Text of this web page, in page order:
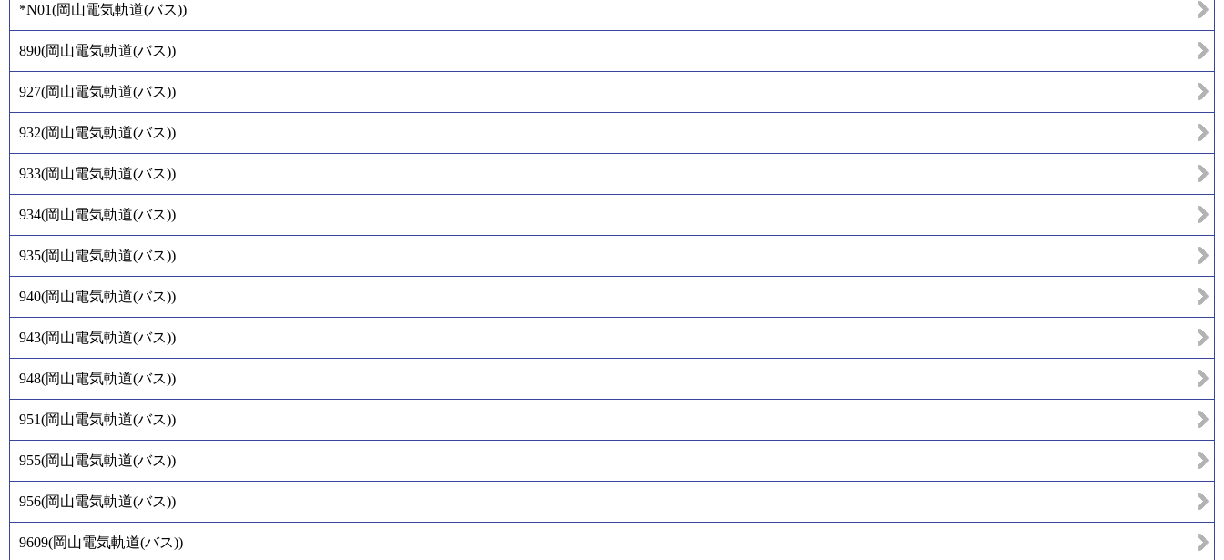
*N01(岡山電気軌道(バス))
890(岡山電気軌道(バス))
927(岡山電気軌道(バス))
932(岡山電気軌道(バス))
933(岡山電気軌道(バス))
934(岡山電気軌道(バス))
935(岡山電気軌道(バス))
940(岡山電気軌道(バス))
943(岡山電気軌道(バス))
948(岡山電気軌道(バス))
951(岡山電気軌道(バス))
955(岡山電気軌道(バス))
956(岡山電気軌道(バス))
9609(岡山電気軌道(バス))